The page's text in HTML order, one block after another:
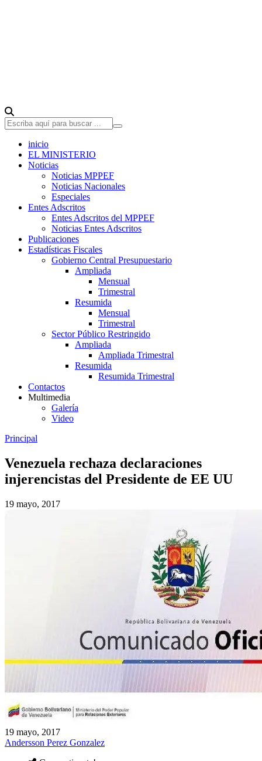
inicio
EL MINISTERIO
Noticias
Noticias MPPEF
Noticias Nacionales
Especiales
Entes Adscritos
Entes Adscritos del MPPEF
Noticias Entes Adscritos
Publicaciones
Estadísticas Fiscales
Gobierno Central Presupuestario
Ampliada
Mensual
Trimestral
Resumida
Mensual
Trimestral
Sector Público Restringido
Ampliada
Ampliada Trimestral
Resumida
Resumida Trimestral
Contactos
Multimedia
Galería
Video
Principal
Venezuela rechaza declaraciones
injerencistas del Presidente de EE UU
19 mayo, 2017
19 mayo, 2017
Andersson Perez Gonzalez